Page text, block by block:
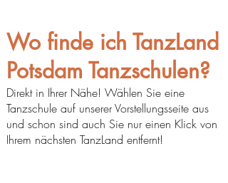
Wo finde ich TanzLand
Potsdam Tanzschulen?
Direkt in Ihrer Nähe! Wählen Sie eine
Tanzschule auf unsererVorstellungsseite aus
und schon sind auch Sie nur einen Klick von
Ihrem nächsten TanzLand entfernt!